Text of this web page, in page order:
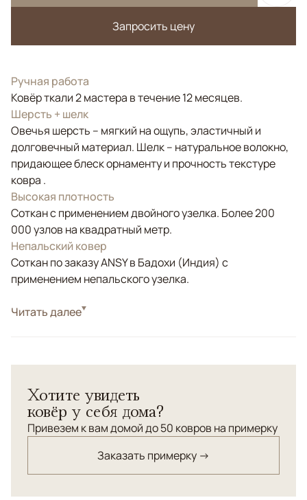
Запросить цену
Ручная работа
Ковёр ткали 2 мастера в течение 12 месяцев.
Шерсть + шелк
Овечья шерсть – мягкий на ощупь, эластичный и
долговечный материал. Шелк – натуральное волокно,
придающее блеск орнаменту и прочность текстуре
ковра .
Высокая плотность
Соткан с применением двойного узелка. Более 200
000 узлов на квадратный метр.
Непальский ковер
Соткан по заказу ANSY в Бадохи (Индия) с
применением непальского узелка.
СтильСовременные
воплощена мощная энергия восходящего Солнца,
соединенная с природой Земли, олицетворением
которой является дерево. Этот авторский ковер
узелкового плетения из натуральных шелка и шерсти
наивысшего качества.
Читать далее
Хотите увидеть
ковёр у себя дома?
Привезем к вам домой до 50 ковров на примерку
Заказать примерку →